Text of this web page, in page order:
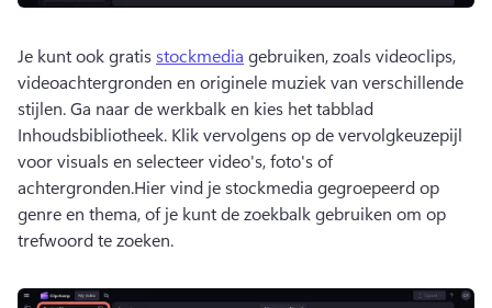
Je kunt ook gratis stockmedia gebruiken, zoals videoclips,
videoachtergronden en originele muziek van verschillende
stijlen. Ga naar de werkbalk en kies het tabblad
Inhoudsbibliotheek. Klik vervolgens op de vervolgkeuzepijl
voor visuals en selecteer video's, foto's of
achtergronden.Hier vind je stockmedia gegroepeerd op
genre en thema, of je kunt de zoekbalk gebruiken om op
trefwoord te zoeken.